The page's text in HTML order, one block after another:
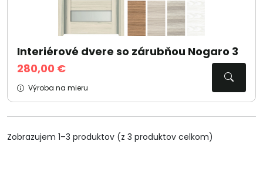
Interiérové dvere so zárubňou Nogaro 3
280,00 €
Výroba na mieru
Zobrazujem 1–3 produktov (z 3 produktov celkom)